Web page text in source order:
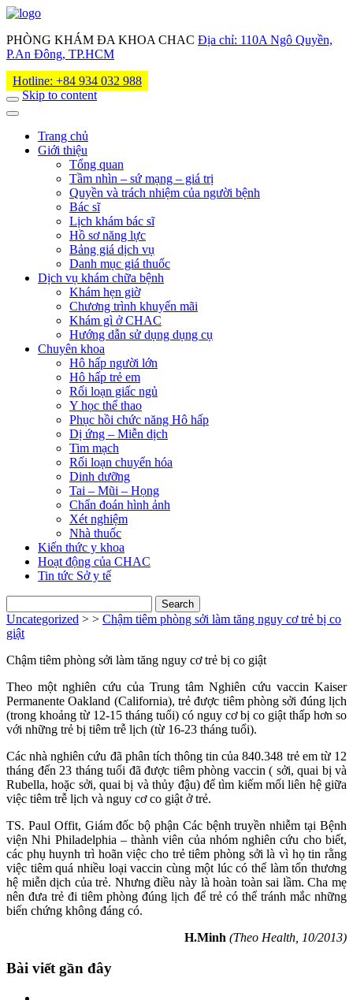
PHÒNG KHÁM ĐA KHOA CHAC Địa chỉ: 110A Ngô Quyền,
P.An Đông, TP.HCM
Hotline: +84 934 032 988
Skip to content
Trang chủ
Giới thiệu
Tổng quan
Tầm nhìn – sứ mạng – giá trị
Quyền và trách nhiệm của người bệnh
Bác sĩ
Lịch khám bác sĩ
Hồ sơ năng lực
Bảng giá dịch vụ
Danh mục giá thuốc
Dịch vụ khám chữa bệnh
Khám hẹn giờ
Chương trình khuyến mãi
Khám gì ở CHAC
Hướng dẫn sử dụng dụng cụ
Chuyên khoa
Hô hấp người lớn
Hô hấp trẻ em
Rối loạn giấc ngủ
Y học thể thao
Phục hồi chức năng Hô hấp
Dị ứng – Miễn dịch
Tim mạch
Rối loạn chuyển hóa
Dinh dưỡng
Tai – Mũi – Họng
Chẩn đoán hình ảnh
Xét nghiệm
Nhà thuốc
Kiến thức y khoa
Hoạt động của CHAC
Tin tức Sở y tế
for:
Uncategorized > > Chậm tiêm phòng sởi làm tăng nguy cơ trẻ bị co
giật
Chậm tiêm phòng sởi làm tăng nguy cơ trẻ bị co giật
Theo một nghiên cứu của Trung tâm Nghiên cứu vaccin Kaiser
Permanente Oakland (California), trẻ được tiêm phòng sởi đúng lịch
(trong khoảng từ 12-15 tháng tuổi) có nguy cơ bị co giật thấp hơn so
với những trẻ bị tiêm trễ lịch (từ 16-23 tháng tuổi).
Các nhà nghiên cứu đã phân tích thông tin của 840.348 trẻ em từ 12
tháng đến 23 tháng tuổi đã được tiêm phòng vaccin ( sởi, quai bị và
Rubella, hoặc sởi, quai bị và thủy đậu) để tìm kiếm mối liên hệ giữa
việc tiêm trễ lịch và nguy cơ co giật ở trẻ.
TS. Paul Offit, Giám đốc bộ phận Các bệnh truyền nhiễm tại Bệnh
viện Nhi Philadelphia – thành viên của nhóm nghiên cứu cho biết,
các phụ huynh trì hoãn việc cho trẻ tiêm phòng sởi là vì họ tin rằng
việc tiêm quá nhiều loại vaccin cùng một lúc có thể làm tổn thương
hệ miễn dịch của trẻ. Nhưng điều này là hoàn toàn sai lầm. Cha mẹ
nên đưa trẻ đi tiêm phòng đúng lịch để trẻ có thể tránh mắc những
biến chứng không đáng có.
H.Minh (Theo Health, 10/2013)
Bài viết gần đây